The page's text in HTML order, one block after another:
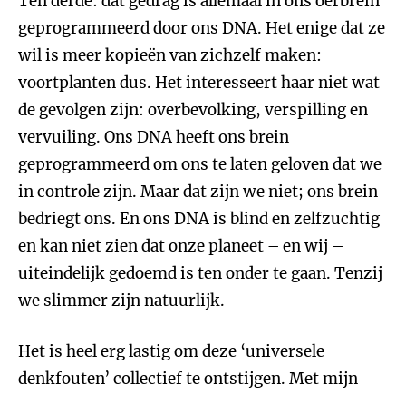
geprogrammeerd door ons DNA. Het enige dat ze
wil is meer kopieën van zichzelf maken:
voortplanten dus. Het interesseert haar niet wat
de gevolgen zijn: overbevolking, verspilling en
vervuiling. Ons DNA heeft ons brein
geprogrammeerd om ons te laten geloven dat we
in controle zijn. Maar dat zijn we niet; ons brein
bedriegt ons. En ons DNA is blind en zelfzuchtig
en kan niet zien dat onze planeet – en wij –
uiteindelijk gedoemd is ten onder te gaan. Tenzij
we slimmer zijn natuurlijk.
Het is heel erg lastig om deze ‘universele
denkfouten’ collectief te ontstijgen. Met mijn